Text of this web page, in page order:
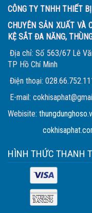
CÔNG TY TNHH THIẾT
CHUYÊN SẢN XUẤT VÀ
KỆ SẮT ĐA NĂNG,
Địa chỉ: Số 563/67 Lê
TP Hồ Chí Minh
Điện thoại:
E-mail:
Webisite:
HÌNH THỨC THANH